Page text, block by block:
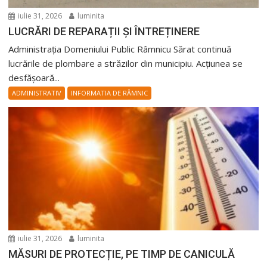
iulie 31, 2026 luminita
LUCRĂRI DE REPARAȚII ȘI ÎNTREȚINERE
Administrația Domeniului Public Râmnicu Sărat continuă
lucrările de plombare a străzilor din municipiu. Acțiunea se
desfășoară...
ADMINISTRATIV INFORMATIA DE RÂMNIC
iulie 31, 2026 luminita
MĂSURI DE PROTECȚIE, PE TIMP DE CANICULĂ